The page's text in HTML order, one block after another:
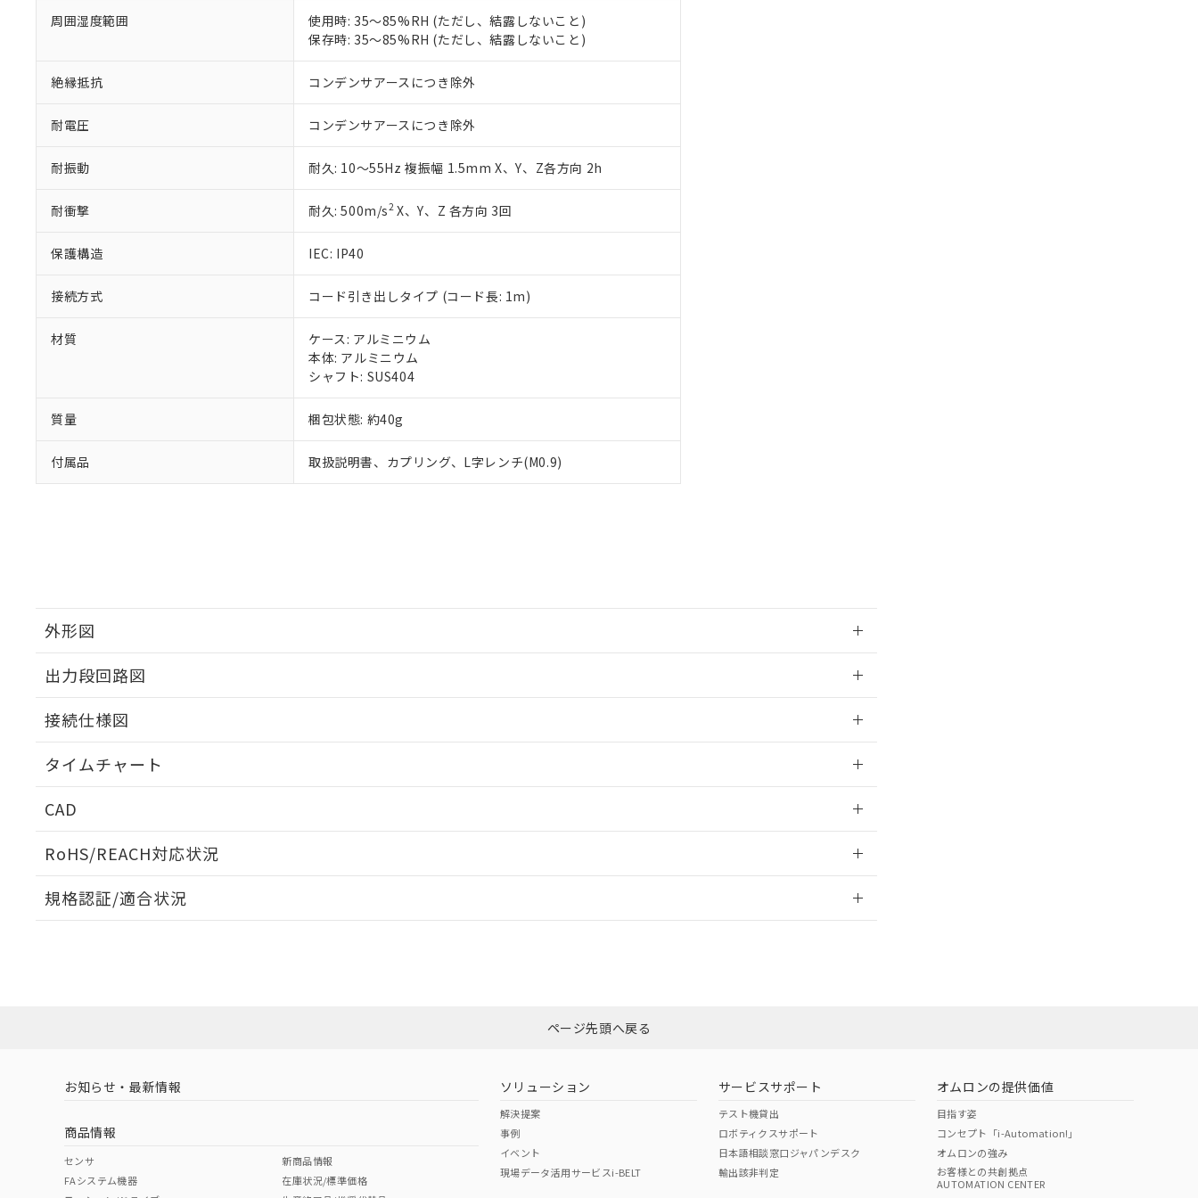
周囲湿度範囲
使用時: 35～85%RH (ただし、結露しないこと)
保存時: 35～85%RH (ただし、結露しないこと)
絶縁抵抗 コンデンサアースにつき除外
耐電圧 コンデンサアースにつき除外
耐振動 耐久: 10～55Hz 複振幅 1.5mm X、Y、Z各方向 2h
耐衝撃 耐久: 500m/s2X、Y、Z 各方向 3回
保護構造 IEC: IP40
接続方式 コード引き出しタイプ (コード長: 1m)
材質
ケース: アルミニウム
本体: アルミニウム
シャフト: SUS404
質量 梱包状態: 約40g
付属品 取扱説明書、カプリング、L字レンチ(M0.9)
外形図
出力段回路図
接続仕様図
タイムチャート
CAD
RoHS/REACH対応状況
EU RoHS 注意事項・凡例
ダウンロードはこちら
中国 RoHS 注意事項・凡例
中国 RoHS表
規格認証/適合状況
（イギリス
（ノルウェー
（日本
（アメリカ
51物質の非含有証明書（当社基準）
※本証明書は発行日時点で非含有を証明するもので、過去に遡って非含有を証明するものではありません。
また、RoHS指令のフタル酸エステル類４物質の対応では、対応完了までの期間は出荷製品に未対応品が
混在することから備考欄に対応日を記載しておりました。
ページ先頭へ戻る
お知らせ・最新情報
商品情報
センサ
FAシステム機器
新商品情報
在庫状況/標準価格
ソリューション
解決提案
事例
イベント
現場データ活用サービスi-BELT
サービスサポート
テスト機貸出
ロボティクスサポート
日本語相談窓口ジャパンデスク
輸出該非判定
オムロンの提供価値
目指す姿
コンセプト「i-Automation!」
オムロンの強み
お客様との共創拠点
AUTOMATION CENTER